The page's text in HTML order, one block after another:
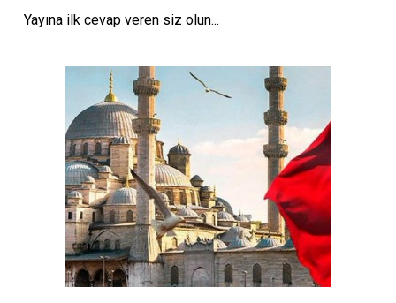
Yayına ilk cevap veren siz olun...